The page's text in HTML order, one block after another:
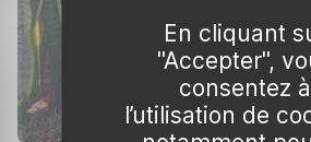
Cette variété se distingue par
courtes bordées de gris et de
une rosette compacte idéale
espaces.
En cliquant
"Accepter",
consentez à
l’utilisation de